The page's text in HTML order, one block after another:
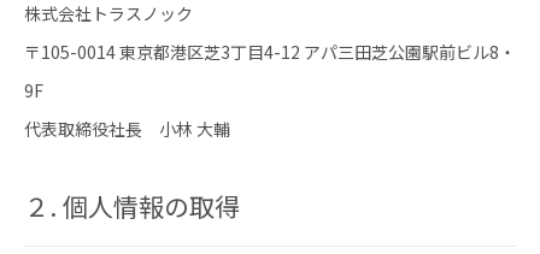
株式会社トラスノック
〒105-0014 東京都港区芝3丁目4-12 アパ三田芝公園駅前ビル8・
9F
代表取締役社長 小林 大輔
２. 個人情報の取得